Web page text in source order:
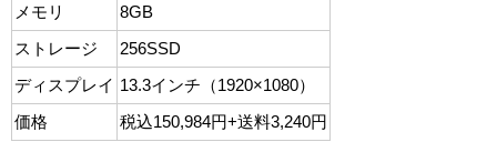
メモリ
8GB
ストレージ
256SSD
ディスプレイ 13.3インチ（1920×1080）
価格
税込150,984円+送料3,240円